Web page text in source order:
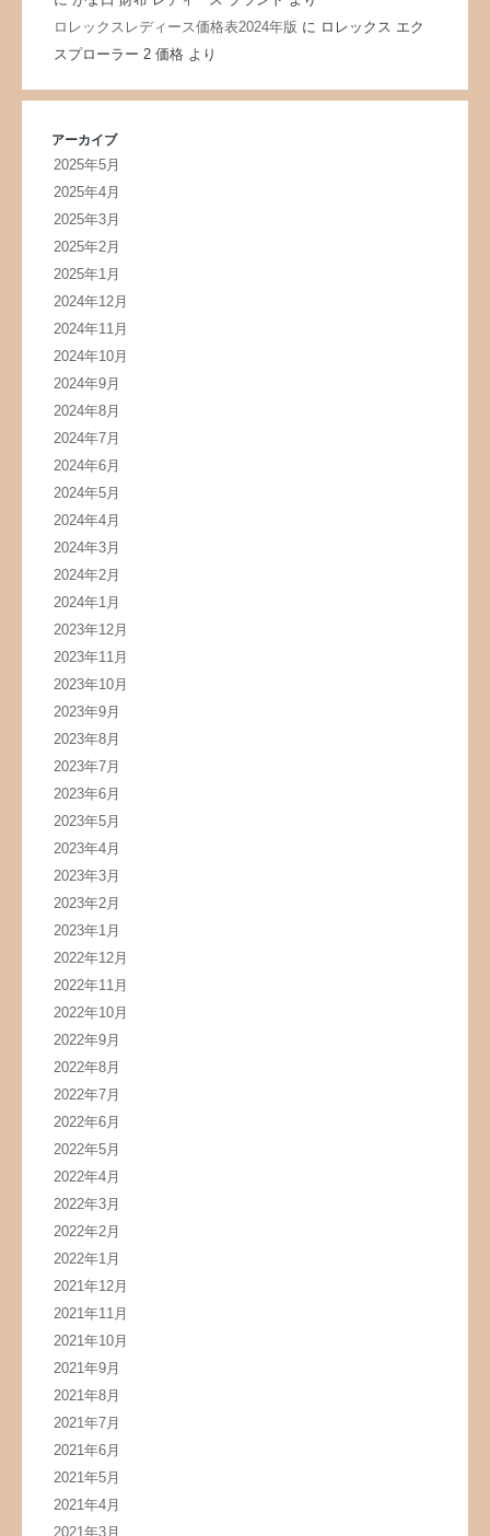
ロレックスレディース価格表2024年版 に ロレックス エク
スプローラー 2 価格より
アーカイブ
2025年5月
2025年4月
2025年3月
2025年2月
2025年1月
2024年12月
2024年11月
2024年10月
2024年9月
2024年8月
2024年7月
2024年6月
2024年5月
2024年4月
2024年3月
2024年2月
2024年1月
2023年12月
2023年11月
2023年10月
2023年9月
2023年8月
2023年7月
2023年6月
2023年5月
2023年4月
2023年3月
2023年2月
2023年1月
2022年12月
2022年11月
2022年10月
2022年9月
2022年8月
2022年7月
2022年6月
2022年5月
2022年4月
2022年3月
2022年2月
2022年1月
2021年12月
2021年11月
2021年10月
2021年9月
2021年8月
2021年7月
2021年6月
2021年5月
2021年4月
2021年3月